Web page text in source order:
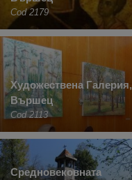
Cod 2179
Художествена Галерия,
Вършец
Cod 2113
Средновековната